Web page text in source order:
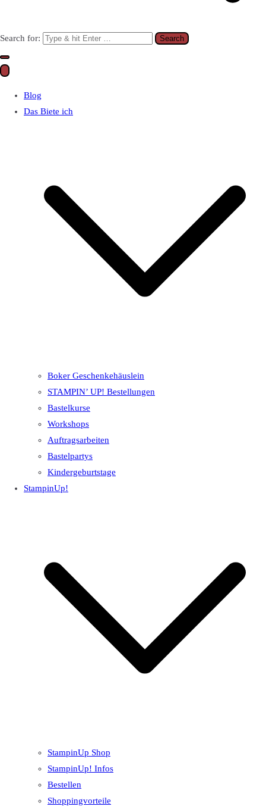
Search for:
Blog
Das Biete ich
Boker Geschenkehäuslein
STAMPIN’ UP! Bestellungen
Bastelkurse
Workshops
Auftragsarbeiten
Bastelpartys
Kindergeburtstage
StampinUp!
StampinUp Shop
StampinUp! Infos
Bestellen
Shoppingvorteile